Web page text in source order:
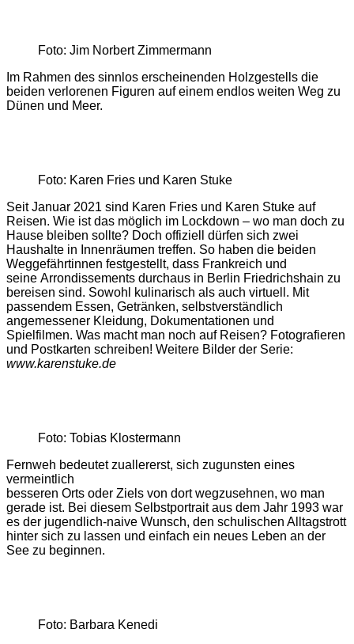
Foto: Jim Norbert Zimmermann
Im Rahmen des sinnlos erscheinenden Holzgestells die
beiden verlorenen Figuren auf einem endlos weiten Weg zu
Dünen und Meer.
Foto: Karen Fries und Karen Stuke
Seit Januar 2021 sind Karen Fries und ­Karen Stuke auf
Reisen. Wie ist das möglich im Lockdown – wo man doch zu
Hause bleiben sollte? Doch offiziell dürfen sich zwei
Haushalte in Innenräumen treffen. So haben die beiden
Weggefährtinnen festgestellt, dass Frankreich und
seine Arrondissements durchaus in Berlin Friedrichshain zu
bereisen sind. Sowohl kulinarisch als auch virtuell. Mit
passendem Essen, Getränken, selbstverständlich
angemessener Kleidung, Dokumentationen und
Spielfilmen. Was macht man noch auf Reisen? Fotografieren
und Postkarten schreiben! Weitere Bilder der Serie:
www.karenstuke.de
Foto: Tobias Klostermann
Fernweh bedeutet zuallererst, sich zugunsten eines
vermeintlich
besseren Orts oder Ziels von dort wegzusehnen, wo man
gerade ist. Bei diesem Selbstportrait aus dem Jahr 1993 war
es der jugendlich-naive Wunsch, den schulischen Alltagstrott
hinter sich zu lassen und einfach ein neues Leben an der
See zu beginnen.
Foto: Barbara Kenedi